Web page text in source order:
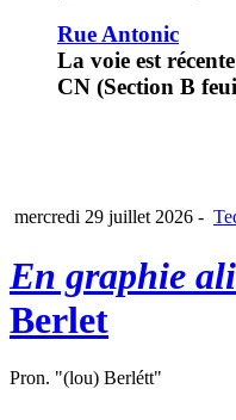
Rue Antonic
La voie est
CN (Section B
mercredi 29 juillet 2026 -
En graphie
Berlet
Pron. "(lou) Berlétt"